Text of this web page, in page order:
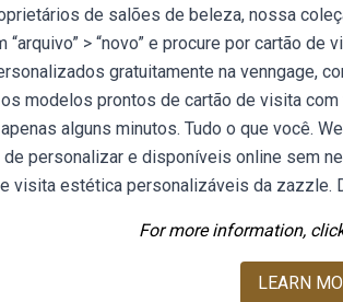
de salões de beleza, nossa
“arquivo” > “novo” e procure por cartão
gratuitamente na venngage,
modelos prontos de cartão de visita
alguns minutos. Tudo o que você.
personalizar e disponíveis online sem
visita estética personalizáveis da
For more information,
LEARN